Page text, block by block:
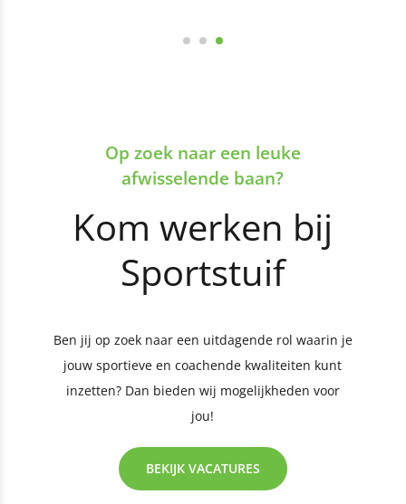
Op zoek naar een leuke
afwisselende baan?
Kom werken bij
Sportstuif
Ben jij op zoek naar een uitdagende rol waarin je
jouw sportieve en coachende kwaliteiten kunt
inzetten? Dan bieden wij mogelijkheden voor
jou!
BEKIJK VACATURES